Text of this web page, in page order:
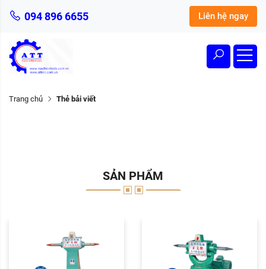
094 896 6655 Liên hệ ngay
Trang chủ Thẻ bải viết
SẢN PHẨM